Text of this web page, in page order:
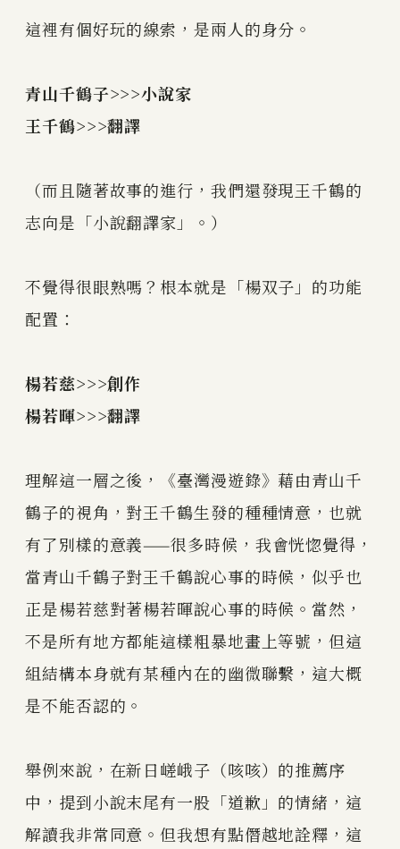
這裡有個好玩的線索，是兩人的身分。
青山千鶴子>>>小說家
王千鶴>>>翻譯
（而且隨著故事的進行，我們還發現王千鶴的
志向是「小說翻譯家」。）
不覺得很眼熟嗎？根本就是「楊双子」的功能
配置：
楊若慈>>>創作
楊若暉>>>翻譯
理解這一層之後，《臺灣漫遊錄》藉由青山千
鶴子的視角，對王千鶴生發的種種情意，也就
有了別樣的意義——很多時候，我會恍惚覺得，
當青山千鶴子對王千鶴說心事的時候，似乎也
正是楊若慈對著楊若暉說心事的時候。當然，
不是所有地方都能這樣粗暴地畫上等號，但這
組結構本身就有某種內在的幽微聯繫，這大概
是不能否認的。
舉例來說，在新日嵯峨子（咳咳）的推薦序
中，提到小說末尾有一股「道歉」的情緒，這
解讀我非常同意。但我想有點僭越地詮釋，這